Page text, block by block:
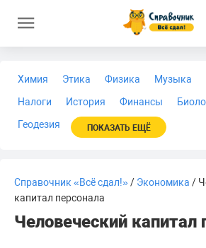
Химия Этика Физика Музыка
Налоги
История Финансы
Геодезия
ПОКАЗАТЬ ЕЩЁ
Справочник «Всё сдал!»/ Экономика /
капитал персонала
Человеческий капитал